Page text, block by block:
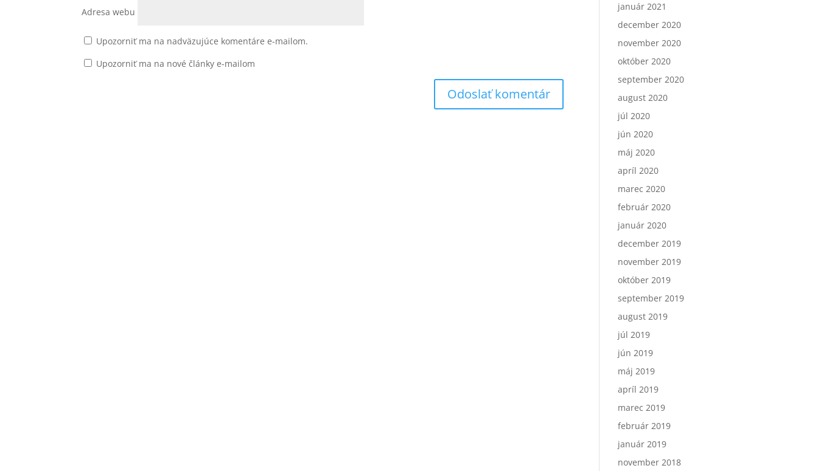
Adresa webu
Upozorniť ma na nadväzujúce komentáre e-mailom.
Upozorniť ma na nové články e-mailom
január 2021
december 2020
november 2020
október 2020
september 2020
august 2020
júl 2020
jún 2020
máj 2020
apríl 2020
marec 2020
február 2020
január 2020
december 2019
november 2019
október 2019
september 2019
august 2019
júl 2019
jún 2019
máj 2019
apríl 2019
marec 2019
február 2019
január 2019
november 2018